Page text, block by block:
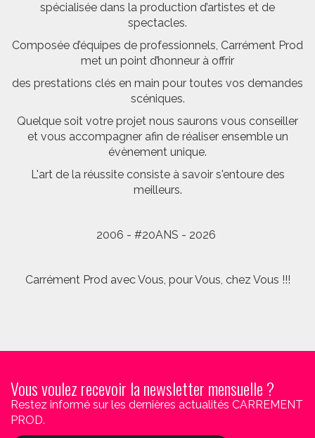
spécialisée dans la production d’artistes et de
spectacles.
Composée d’équipes de professionnels, Carrément Prod
met un point d’honneur à offrir
des prestations clés en main pour toutes vos demandes
scéniques.
Quelque soit votre projet nous saurons vous conseiller
et vous accompagner afin de réaliser ensemble un
évènement unique.
L'art de la réussite consiste à savoir s'entoure des
meilleurs.
2006 - #20ANS - 2026
Carrément Prod avec Vous, pour Vous, chez Vous !!!
Vous voulez recevoir la newsletter mensuelle ?
Restez informé sur les dernières actualités CARREMENT
PROD.